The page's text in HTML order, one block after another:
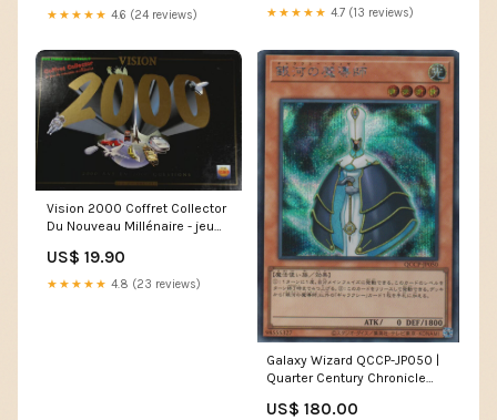
★★★★★ 4.6 (24 reviews) ★★★★★ 4.7 (13 reviews)
Vision 2000 Coffret Collector
Du Nouveau Millénaire - jeu
US$ 19.90
★★★★★ 4.8 (23 reviews)
Galaxy Wizard QCCP-JP050 |
Quarter Century Chronicle
US$ 180.00